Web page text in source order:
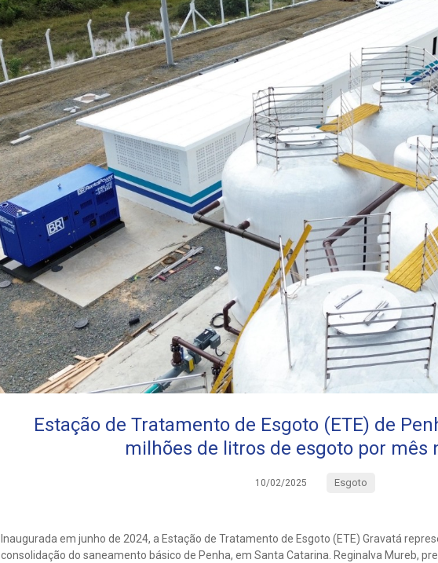
Estação de Tratamento de Esgoto (ETE) de
milhões de litros de esgoto por mês
10/02/2025 Esgoto
Inaugurada em junho de 2024, a Estação de Tratamento de Esgoto (ETE) Gravatá
consolidação do saneamento básico de Penha, em Santa Catarina. Reginalva Mureb,